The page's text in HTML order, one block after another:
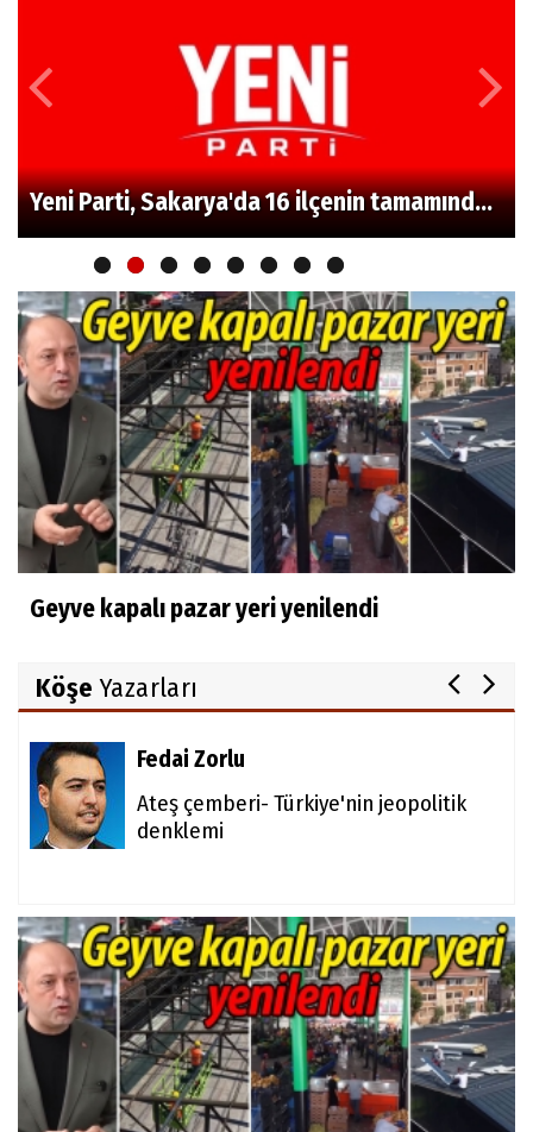
Yeni Parti, Sakarya'da 16 ilçenin tamamında teşkilatlandı!
Geyve kapalı pazar yeri yenilendi
Köşe Yazarları
Fedai Zorlu
Ateş çemberi- Türkiye'nin jeopolitik
denklemi